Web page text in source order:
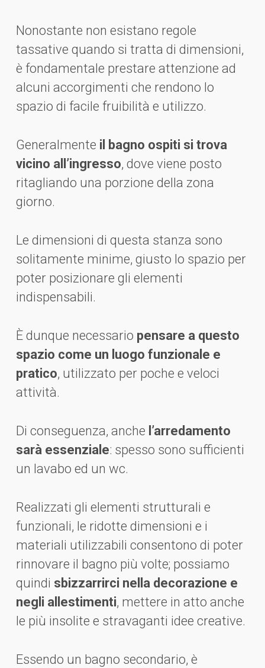
Nonostante non esistano regole
tassative quando si tratta di dimensioni,
è fondamentale prestare attenzione ad
alcuni accorgimenti che rendono lo
spazio di facile fruibilità e utilizzo.
Generalmente il bagno ospiti si trova
vicino all’ingresso, dove viene posto
ritagliando una porzione della zona
giorno.
Le dimensioni di questa stanza sono
solitamente minime, giusto lo spazio per
poter posizionare gli elementi
indispensabili.
È dunque necessario pensare a questo
spazio come un luogo funzionale e
pratico, utilizzato per poche e veloci
attività.
Di conseguenza, anche l’arredamento
sarà essenziale: spesso sono sufficienti
un lavabo ed un wc.
Realizzati gli elementi strutturali e
funzionali, le ridotte dimensioni e i
materiali utilizzabili consentono di poter
rinnovare il bagno più volte; possiamo
quindi sbizzarrirci nella decorazione e
negli allestimenti, mettere in atto anche
le più insolite e stravaganti idee creative.
Essendo un bagno secondario, è